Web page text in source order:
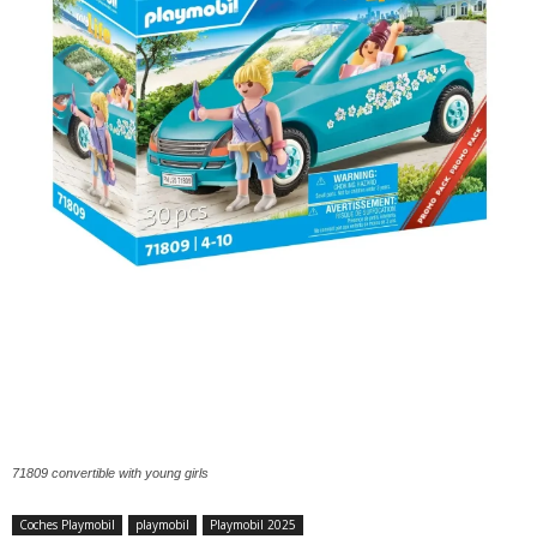
71809 convertible with young girls
Coches Playmobil playmobil Playmobil 2025